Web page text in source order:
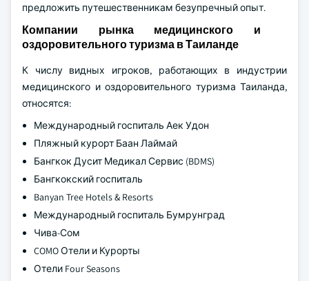
предложить путешественникам безупречный опыт.
Компании рынка медицинского и
оздоровительного туризма в Таиланде
К числу видных игроков, работающих в индустрии
медицинского и оздоровительного туризма Таиланда,
относятся:
Международный госпиталь Аек Удон
Пляжный курорт Баан Лаймай
Бангкок Дусит Медикал Сервис (BDMS)
Бангкокский госпиталь
Banyan Tree Hotels & Resorts
Международный госпиталь Бумрунград
Чива-Сом
COMO Отели и Курорты
Отели Four Seasons